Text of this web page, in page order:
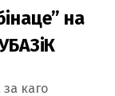
на
каго